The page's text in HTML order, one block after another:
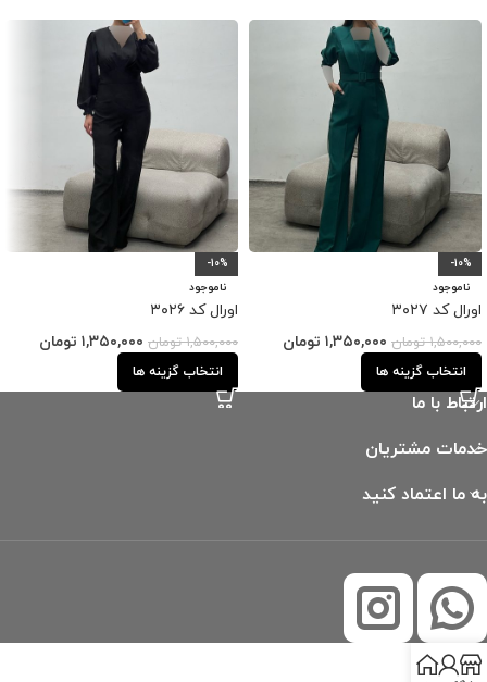
-10%
ناموجود
اورال کد ۳۰۲۷
۱,۵۰۰,۰۰۰ تومان ۱,۳۵۰,۰۰۰ تومان
انتخاب گزینه ها
-10%
ناموجود
اورال کد ۳۰۲۶
۱,۵۰۰,۰۰۰ تومان ۱,۳۵۰,۰۰۰ تومان
انتخاب گزینه ها
ارتباط با ما
خدمات مشتریان
به ما اعتماد کنید